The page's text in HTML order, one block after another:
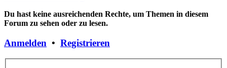
Du hast keine ausreichenden Rechte, um Themen in diesem
Forum zu sehen oder zu lesen.
Anmelden • Registrieren